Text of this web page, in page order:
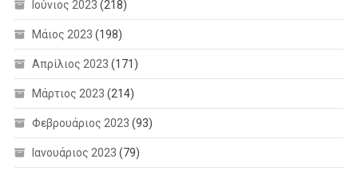
Ιούνιος 2023 (218)
Μάιος 2023 (198)
Απρίλιος 2023 (171)
Μάρτιος 2023 (214)
Φεβρουάριος 2023 (93)
Ιανουάριος 2023 (79)